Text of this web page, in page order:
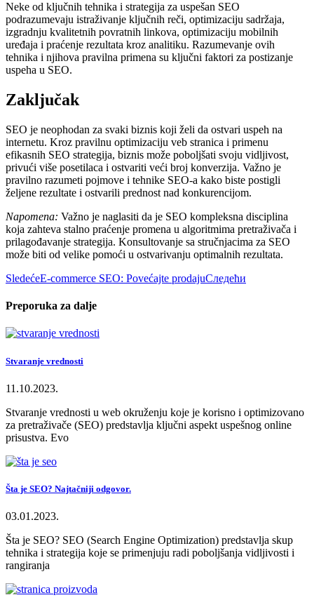
Neke od ključnih tehnika i strategija za uspešan SEO
podrazumevaju istraživanje ključnih reči, optimizaciju sadržaja,
izgradnju kvalitetnih povratnih linkova, optimizaciju mobilnih
uređaja i praćenje rezultata kroz analitiku. Razumevanje ovih
tehnika i njihova pravilna primena su ključni faktori za postizanje
uspeha u SEO.
Zaključak
SEO je neophodan za svaki biznis koji želi da ostvari uspeh na
internetu. Kroz pravilnu optimizaciju veb stranica i primenu
efikasnih SEO strategija, biznis može poboljšati svoju vidljivost,
privući više posetilaca i ostvariti veći broj konverzija. Važno je
pravilno razumeti pojmove i tehnike SEO-a kako biste postigli
željene rezultate i ostvarili prednost nad konkurencijom.
Napomena: Važno je naglasiti da je SEO kompleksna disciplina
koja zahteva stalno praćenje promena u algoritmima pretraživača i
prilagođavanje strategija. Konsultovanje sa stručnjacima za SEO
može biti od velike pomoći u ostvarivanju optimalnih rezultata.
SledećeE-commerce SEO: Povećajte prodajuСледећи
Preporuka za dalje
Stvaranje vrednosti
11.10.2023.
Stvaranje vrednosti u web okruženju koje je korisno i optimizovano
za pretraživače (SEO) predstavlja ključni aspekt uspešnog online
prisustva. Evo
Šta je SEO? Najtačniji odgovor.
03.01.2023.
Šta je SEO? SEO (Search Engine Optimization) predstavlja skup
tehnika i strategija koje se primenjuju radi poboljšanja vidljivosti i
rangiranja